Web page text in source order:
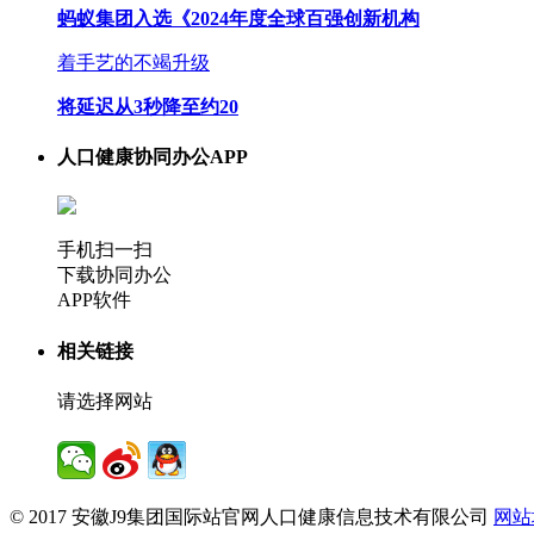
蚂蚁集团入选《2024年度全球百强创新机构
着手艺的不竭升级
将延迟从3秒降至约20
人口健康协同办公APP
手机扫一扫
下载协同办公
APP软件
相关链接
请选择网站
© 2017 安徽J9集团国际站官网人口健康信息技术有限公司 网